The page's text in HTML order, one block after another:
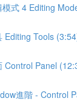
模式 4 Editing
Editing Tools
Control Panel
進階 - Control